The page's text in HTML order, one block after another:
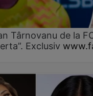
Târnovanu de la
Exclusiv